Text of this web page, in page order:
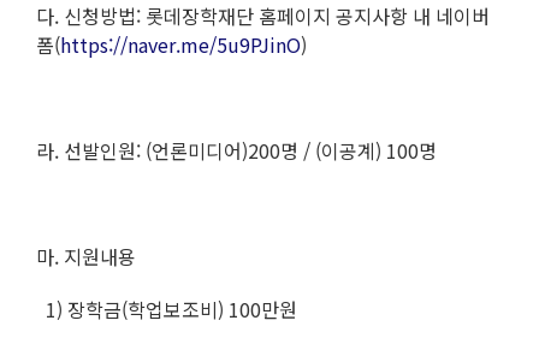
다. 신청방법: 롯데장학재단 홈페이지 공지사항 내 네이버
폼(https://naver.me/5u9PJinO)
라. 선발인원: (언론미디어)200명 / (이공계) 100명
마. 지원내용
1) 장학금(학업보조비) 100만원